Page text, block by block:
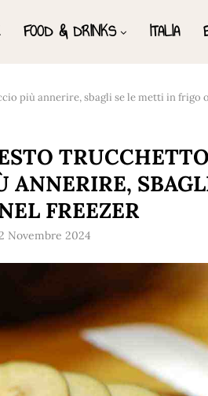
FOOD & DRINKS ITALIA
più annerire, sbagli se le metti in frigo
ANNERIRE,
FREEZER
Novembre 2024